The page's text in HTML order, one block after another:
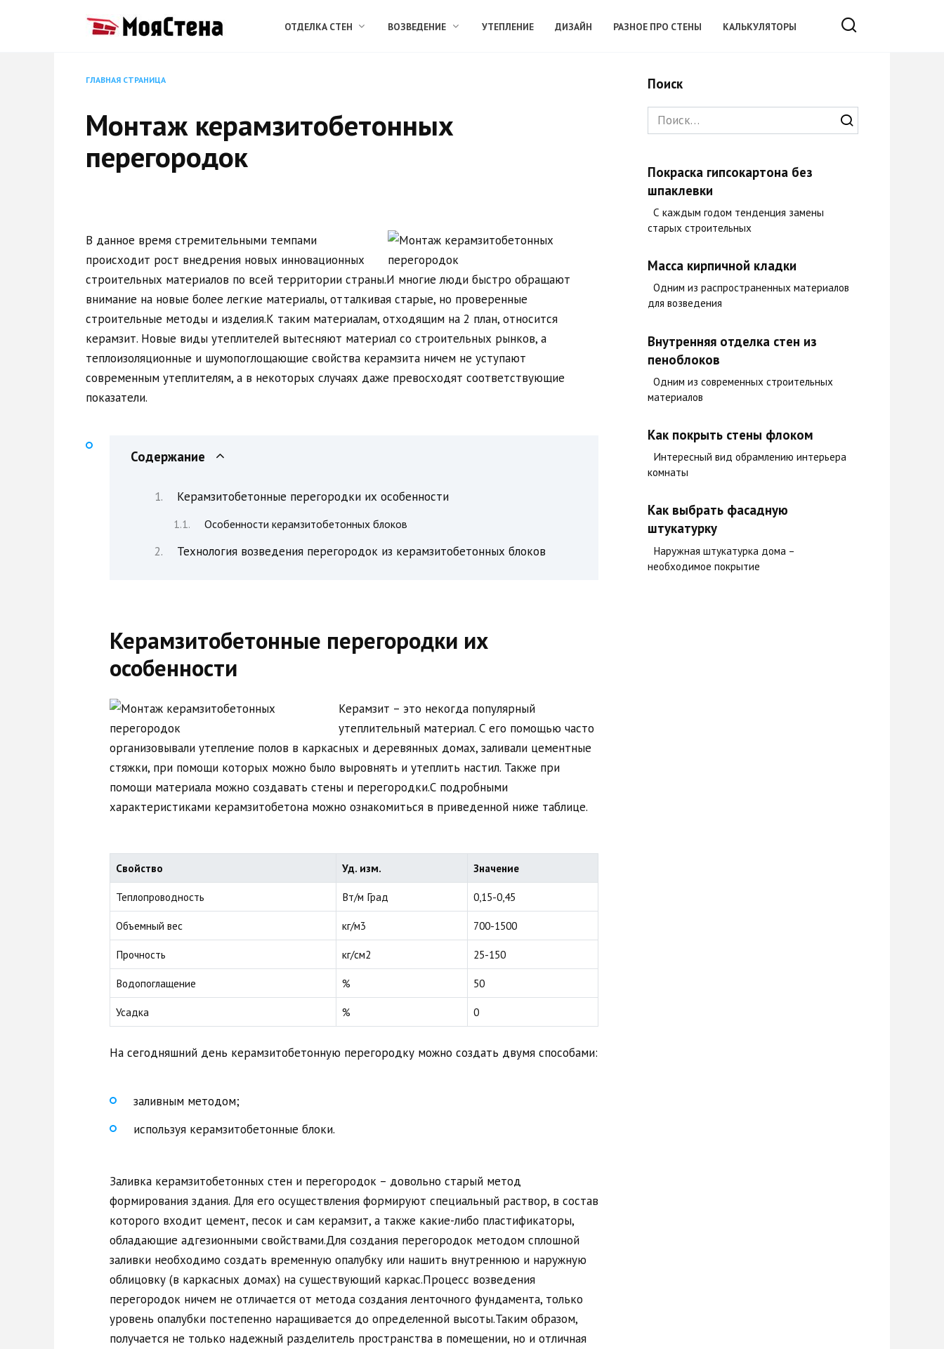
ОТДЕЛКА СТЕН ВОЗВЕДЕНИЕ УТЕПЛЕНИЕ ДИЗАЙН РАЗНОЕ ПРО СТЕНЫ КАЛЬКУЛЯТОРЫ
ГЛАВНАЯ СТРАНИЦА
Монтаж керамзитобетонных
перегородок
В данное время стремительными темпами
происходит рост внедрения новых инновационных
строительных материалов по всей территории страны.И многие люди быстро обращают
внимание на новые более легкие материалы, отталкивая старые, но проверенные
строительные методы и изделия.К таким материалам, отходящим на 2 план, относится
керамзит. Новые виды утеплителей вытесняют материал со строительных рынков, а
теплоизоляционные и шумопоглощающие свойства керамзита ничем не уступают
современным утеплителям, а в некоторых случаях даже превосходят соответствующие
показатели.
Содержание
Керамзитобетонные перегородки их особенности
Особенности керамзитобетонных блоков
Технология возведения перегородок из керамзитобетонных блоков
Керамзитобетонные перегородки их
особенности
Керамзит – это некогда популярный
утеплительный материал. С его помощью часто
организовывали утепление полов в каркасных и деревянных домах, заливали цементные
стяжки, при помощи которых можно было выровнять и утеплить настил. Также при
помощи материала можно создавать стены и перегородки.С подробными
характеристиками керамзитобетона можно ознакомиться в приведенной ниже таблице.
Свойство Уд. изм. Значение
Теплопроводность Вт/м Град 0,15-0,45
Объемный вес кг/м3 700-1500
Прочность кг/см2 25-150
Водопоглащение % 50
Усадка % 0
На сегодняшний день керамзитобетонную перегородку можно создать двумя способами:
заливным методом;
используя керамзитобетонные блоки.
Заливка керамзитобетонных стен и перегородок – довольно старый метод
формирования здания. Для его осуществления формируют специальный раствор, в состав
которого входит цемент, песок и сам керамзит, а также какие-либо пластификаторы,
обладающие адгезионными свойствами.Для создания перегородок методом сплошной
заливки необходимо создать временную опалубку или нашить внутреннюю и наружную
облицовку (в каркасных домах) на существующий каркас.Процесс возведения
перегородок ничем не отличается от метода создания ленточного фундамента, только
уровень опалубки постепенно наращивается до определенной высоты.Таким образом,
получается не только надежный разделитель пространства в помещении, но и отличная
Поиск
Search
for:
Покраска гипсокартона без
шпаклевки
С каждым годом тенденция замены
старых строительных
Масса кирпичной кладки
Одним из распространенных материалов
для возведения
Внутренняя отделка стен из
пеноблоков
Одним из современных строительных
материалов
Как покрыть стены флоком
Интересный вид обрамлению интерьера
комнаты
Как выбрать фасадную
штукатурку
Наружная штукатурка дома –
необходимое покрытие